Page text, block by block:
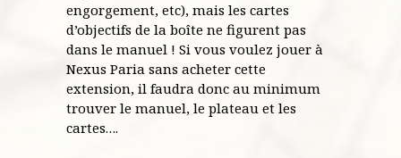
engorgement, etc), mais les cartes
d’objectifs de la boîte ne figurent pas
dans le manuel ! Si vous voulez jouer à
Nexus Paria sans acheter cette
extension, il faudra donc au minimum
trouver le manuel, le plateau et les
cartes….